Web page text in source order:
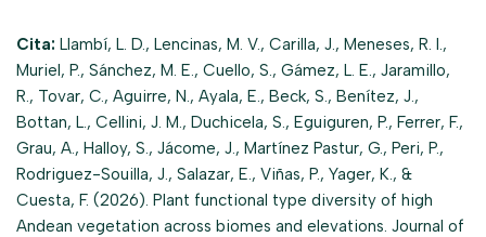
Cita: Llambí, L. D., Lencinas, M. V., Carilla, J., Meneses, R. I.,
Muriel, P., Sánchez, M. E., Cuello, S., Gámez, L. E., Jaramillo,
R., Tovar, C., Aguirre, N., Ayala, E., Beck, S., Benítez, J.,
Bottan, L., Cellini, J. M., Duchicela, S., Eguiguren, P., Ferrer, F.,
Grau, A., Halloy, S., Jácome, J., Martínez Pastur, G., Peri, P.,
Rodriguez-Souilla, J., Salazar, E., Viñas, P., Yager, K., &
Cuesta, F. (2026). Plant functional type diversity of high
Andean vegetation across biomes and elevations. Journal of